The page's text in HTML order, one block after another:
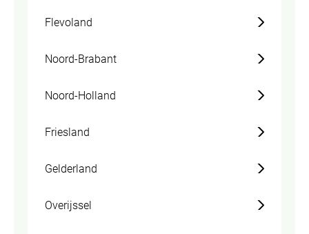
Flevoland
Noord-Brabant
Noord-Holland
Friesland
Gelderland
Overijssel